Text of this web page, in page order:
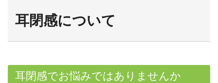
耳閉感について
耳閉感でお悩みではありませんか